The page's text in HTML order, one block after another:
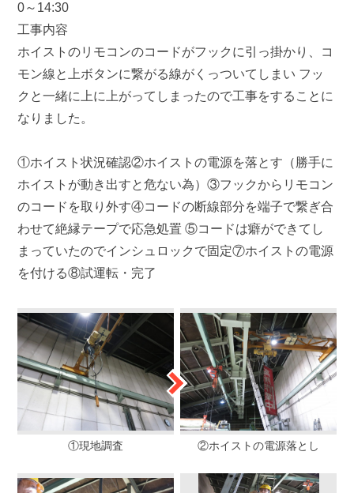
0～14:30
工事内容
ホイストのリモコンのコードがフックに引っ掛かり、コ
モン線と上ボタンに繋がる線がくっついてしまい フッ
クと一緒に上に上がってしまったので工事をすることに
なりました。
①ホイスト状況確認②ホイストの電源を落とす（勝手に
ホイストが動き出すと危ない為）③フックからリモコン
のコードを取り外す④コードの断線部分を端子で繋ぎ合
わせて絶縁テープで応急処置 ⑤コードは癖ができてし
まっていたのでインシュロックで固定⑦ホイストの電源
を付ける⑧試運転・完了
①現地調査 ②ホイストの電源落とし